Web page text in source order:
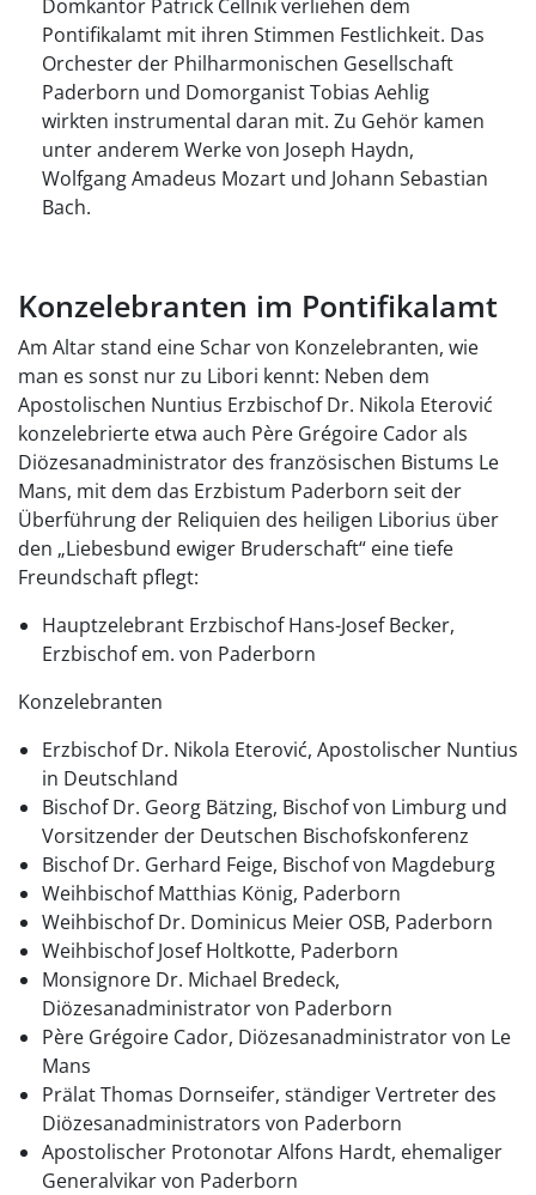
Domkantor Patrick Cellnik verliehen dem
Pontifikalamt mit ihren Stimmen Festlichkeit. Das
Orchester der Philharmonischen Gesellschaft
Paderborn und Domorganist Tobias Aehlig
wirkten instrumental daran mit. Zu Gehör kamen
unter anderem Werke von Joseph Haydn,
Wolfgang Amadeus Mozart und Johann Sebastian
Bach.
Konzelebranten im Pontifikalamt
Am Altar stand eine Schar von Konzelebranten, wie
man es sonst nur zu Libori kennt: Neben dem
Apostolischen Nuntius Erzbischof Dr. Nikola Eterović
konzelebrierte etwa auch Père Grégoire Cador als
Diözesanadministrator des französischen Bistums Le
Mans, mit dem das Erzbistum Paderborn seit der
Überführung der Reliquien des heiligen Liborius über
den „Liebesbund ewiger Bruderschaft“ eine tiefe
Freundschaft pflegt:
Hauptzelebrant Erzbischof Hans-Josef Becker,
Erzbischof em. von Paderborn
Konzelebranten
Erzbischof Dr. Nikola Eterović, Apostolischer Nuntius
in Deutschland
Bischof Dr. Georg Bätzing, Bischof von Limburg und
Vorsitzender der Deutschen Bischofskonferenz
Bischof Dr. Gerhard Feige, Bischof von Magdeburg
Weihbischof Matthias König, Paderborn
Weihbischof Dr. Dominicus Meier OSB, Paderborn
Weihbischof Josef Holtkotte, Paderborn
Monsignore Dr. Michael Bredeck,
Diözesanadministrator von Paderborn
Père Grégoire Cador, Diözesanadministrator von Le
Mans
Prälat Thomas Dornseifer, ständiger Vertreter des
Diözesanadministrators von Paderborn
Apostolischer Protonotar Alfons Hardt, ehemaliger
Generalvikar von Paderborn